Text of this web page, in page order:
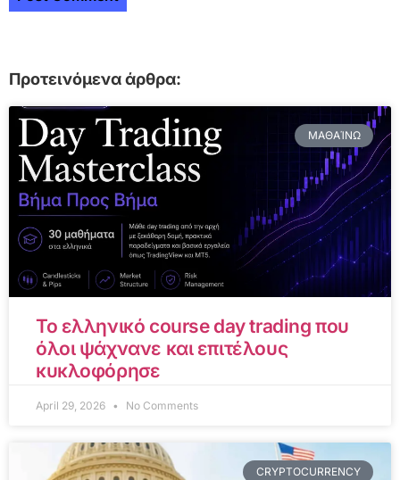
Προτεινόμενα άρθρα:
ΜΑΘΑΊΝΩ
Το ελληνικό course day trading που
όλοι ψάχνανε και επιτέλους
κυκλοφόρησε
April 29, 2026 No Comments
CRYPTOCURRENCY